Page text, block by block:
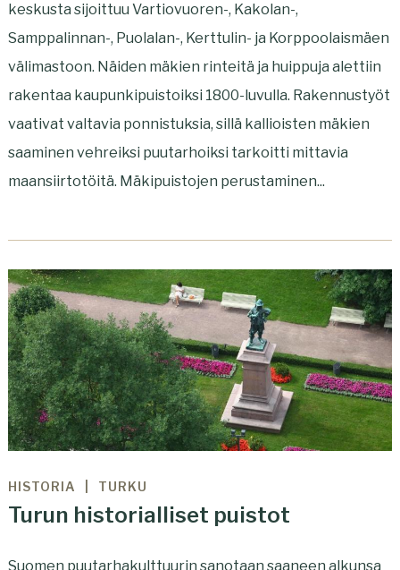
keskusta sijoittuu Vartiovuoren-, Kakolan-,
Samppalinnan-, Puolalan-, Kerttulin- ja Korppoolaismäen
välimastoon. Näiden mäkien rinteitä ja huippuja alettiin
rakentaa kaupunkipuistoiksi 1800-luvulla. Rakennustyöt
vaativat valtavia ponnistuksia, sillä kallioisten mäkien
saaminen vehreiksi puutarhoiksi tarkoitti mittavia
maansiirtotöitä. Mäkipuistojen perustaminen...
HISTORIA TURKU
Turun historialliset puistot
Suomen puutarhakulttuurin sanotaan saaneen alkunsa